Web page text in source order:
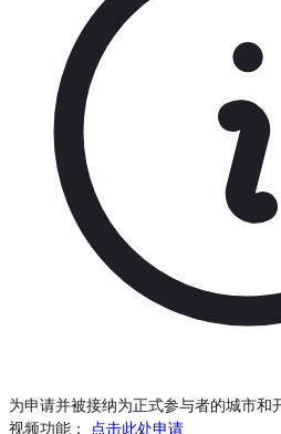
为申请并被接纳为正式参与者的城市和
视频功能：
点击此处申请